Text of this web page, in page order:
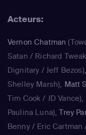
afgewisseld door
zelden
gepersifleerd. Zo
Gore en Kanye West
paar te noemen.
Acteurs:
Vernon Chatman
Satan / Richard
Dignitary / Jeff Bezos)
Shelley Marsh), Matt
Tim Cook / JD Vance),
Paulina Luna),Trey
Benny / Eric Cartman